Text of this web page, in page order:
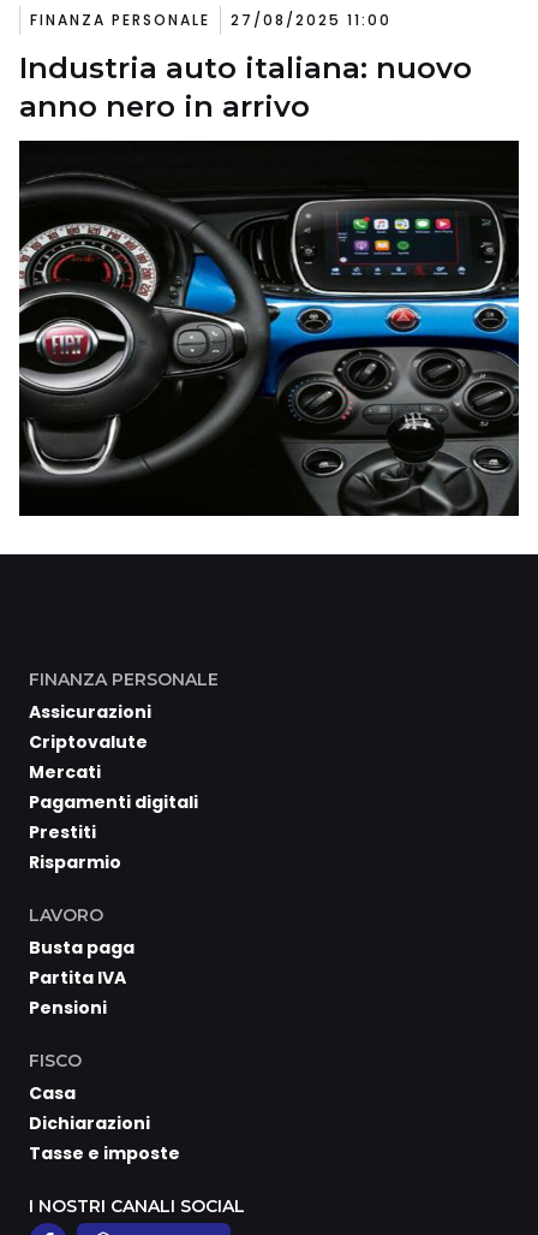
FINANZA PERSONALE 27/08/2025 11:00
Industria auto italiana: nuovo
anno nero in arrivo
FINANZA PERSONALE
Assicurazioni
Criptovalute
Mercati
Pagamenti digitali
Prestiti
Risparmio
LAVORO
Busta paga
Partita IVA
Pensioni
FISCO
Casa
Dichiarazioni
Tasse e imposte
I NOSTRI CANALI SOCIAL